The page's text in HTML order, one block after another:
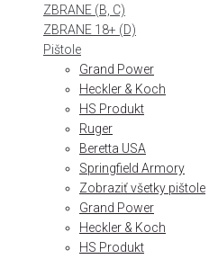
ZBRANE (B, C)
ZBRANE 18+ (D)
Pištole
Grand Power
Heckler & Koch
HS Produkt
Ruger
Beretta USA
Springfield Armory
Zobraziť všetky pištole
Grand Power
Heckler & Koch
HS Produkt